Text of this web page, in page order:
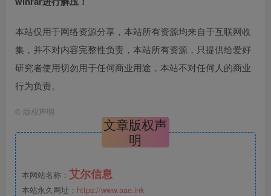
本站仅用于网络资源分享，本站所有资源均来自于互联网收
集，并不对内容完整性负责，本站所有资源，只提供给爱好
研究者使用切勿用于任何商业用途，本站不对任何人的商业
行为负责。
© 版权声明
文章版权声
明
本网站名称： 艾尔信息
本站永久网址： https://www.aae.ink